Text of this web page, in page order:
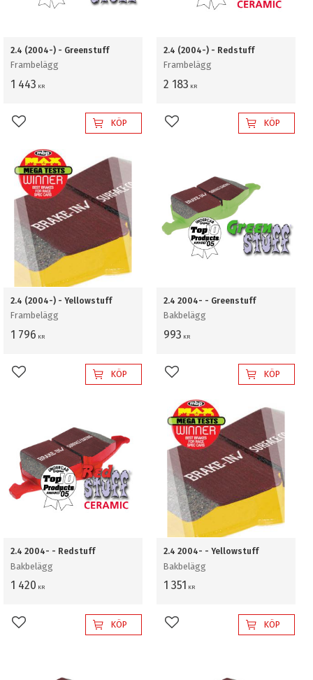
2.4 (2004-) - Greenstuff
Frambelägg
1 443 KR
Lägg till i favoriterKÖP
2.4 (2004-) - Redstuff
Frambelägg
2 183 KR
Lägg till i favoriterKÖP
2.4 (2004-) - Yellowstuff
Frambelägg
1 796 KR
Lägg till i favoriterKÖP
2.4 2004- - Greenstuff
Bakbelägg
993 KR
Lägg till i favoriterKÖP
2.4 2004- - Redstuff
Bakbelägg
1 420 KR
Lägg till i favoriterKÖP
2.4 2004- - Yellowstuff
Bakbelägg
1 351 KR
Lägg till i favoriterKÖP